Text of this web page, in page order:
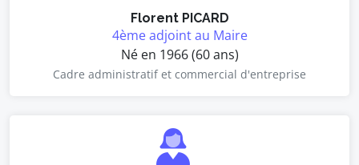
Florent PICARD
4ème adjoint au Maire
Né en 1966 (60 ans)
Cadre administratif et commercial d'entreprise